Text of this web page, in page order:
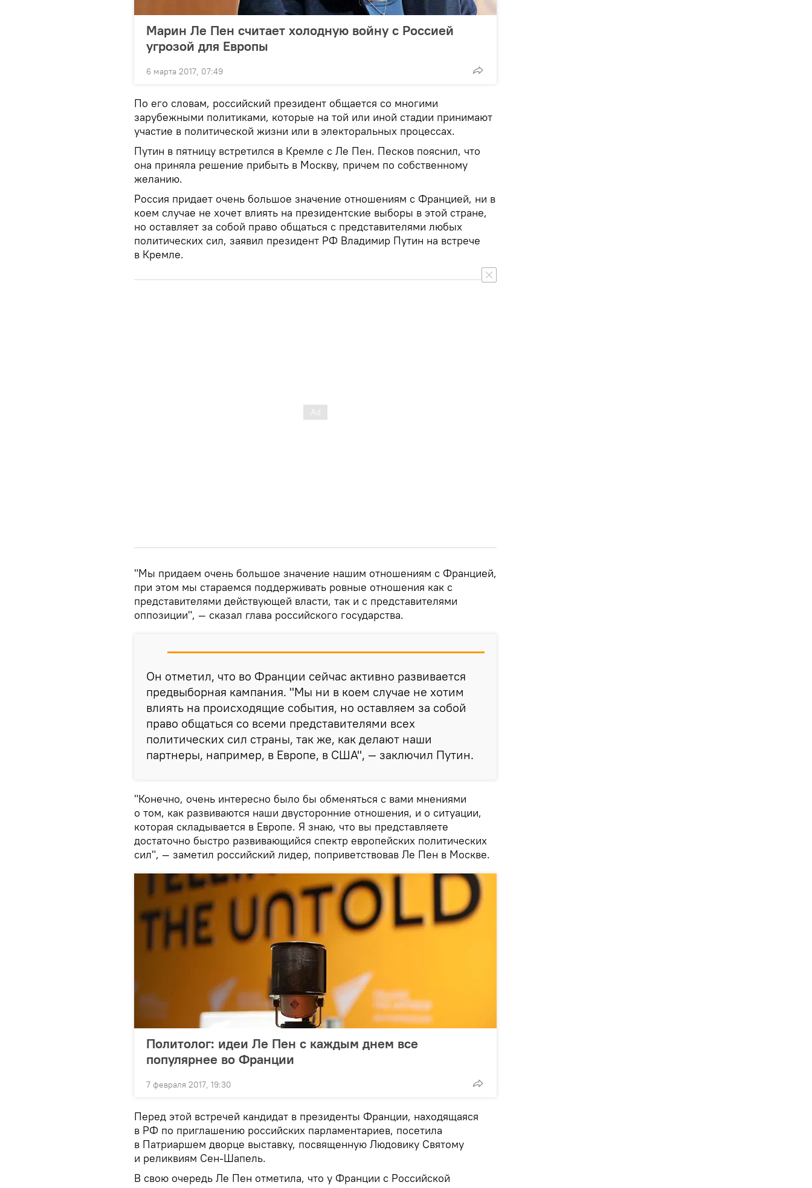
Марин Ле Пен считает холодную войну с Россией
угрозой для Европы
6 марта 2017, 07:49
По его словам, российский президент общается со многими
зарубежными политиками, которые на той или иной стадии принимают
участие в политической жизни или в электоральных процессах.
Путин в пятницу встретился в Кремле с Ле Пен. Песков пояснил, что
она приняла решение прибыть в Москву, причем по собственному
желанию.
Россия придает очень большое значение отношениям с Францией, ни в
коем случае не хочет влиять на президентские выборы в этой стране,
но оставляет за собой право общаться с представителями любых
политических сил, заявил президент РФ Владимир Путин на встрече
в Кремле.
"Мы придаем очень большое значение нашим отношениям с Францией,
при этом мы стараемся поддерживать ровные отношения как с
представителями действующей власти, так и с представителями
оппозиции", — сказал глава российского государства.
Он отметил, что во Франции сейчас активно развивается
предвыборная кампания. "Мы ни в коем случае не хотим
влиять на происходящие события, но оставляем за собой
право общаться со всеми представителями всех
политических сил страны, так же, как делают наши
партнеры, например, в Европе, в США", — заключил Путин.
"Конечно, очень интересно было бы обменяться с вами мнениями
о том, как развиваются наши двусторонние отношения, и о ситуации,
которая складывается в Европе. Я знаю, что вы представляете
достаточно быстро развивающийся спектр европейских политических
сил", — заметил российский лидер, поприветствовав Ле Пен в Москве.
Политолог: идеи Ле Пен с каждым днем все
популярнее во Франции
7 февраля 2017, 19:30
Перед этой встречей кандидат в президенты Франции, находящаяся
в РФ по приглашению российских парламентариев, посетила
в Патриаршем дворце выставку, посвященную Людовику Святому
и реликвиям Сен-Шапель.
В свою очередь Ле Пен отметила, что у Франции с Российской